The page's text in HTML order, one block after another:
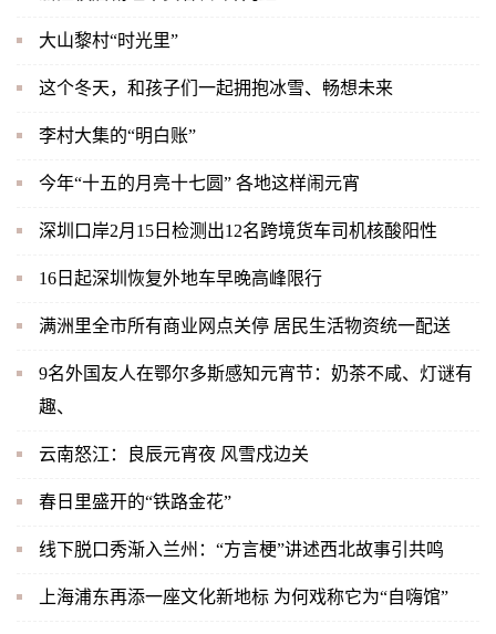
大山黎村“时光里”
这个冬天，和孩子们一起拥抱冰雪、畅想未来
李村大集的“明白账”
今年“十五的月亮十七圆” 各地这样闹元宵
深圳口岸2月15日检测出12名跨境货车司机核酸阳性
16日起深圳恢复外地车早晚高峰限行
满洲里全市所有商业网点关停 居民生活物资统一配送
9名外国友人在鄂尔多斯感知元宵节：奶茶不咸、灯谜有
趣、
云南怒江：良辰元宵夜 风雪戍边关
春日里盛开的“铁路金花”
线下脱口秀渐入兰州：“方言梗”讲述西北故事引共鸣
上海浦东再添一座文化新地标 为何戏称它为“自嗨馆”